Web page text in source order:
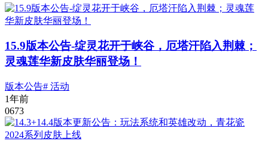
15.9版本公告-绽灵花开于峡谷，厄塔汗陷入荆棘；
灵魂莲华新皮肤华丽登场！
版本公告# 活动
1年前
0673